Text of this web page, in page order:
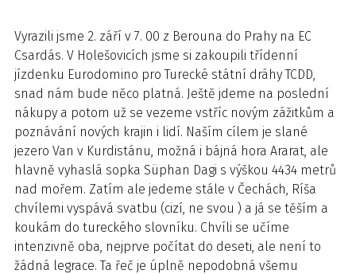
Vyrazili jsme 2. září v 7. 00 z Berouna do Prahy na EC
Csardás. V Holešovicích jsme si zakoupili třídenní
jízdenku Eurodomino pro Turecké státní dráhy TCDD,
snad nám bude něco platná. Ještě jdeme na poslední
nákupy a potom už se vezeme vstříc novým zážitkům a
poznávání nových krajin i lidí. Naším cílem je slané
jezero Van v Kurdistánu, možná i bájná hora Ararat, ale
hlavně vyhaslá sopka Süphan Dagi s výškou 4434 metrů
nad mořem. Zatím ale jedeme stále v Čechách, Ríša
chvílemi vyspává svatbu (cizí, ne svou ) a já se těším a
koukám do tureckého slovníku. Chvíli se učíme
intenzivně oba, nejprve počítat do deseti, ale není to
žádná legrace. Ta řeč je úplně nepodobná všemu